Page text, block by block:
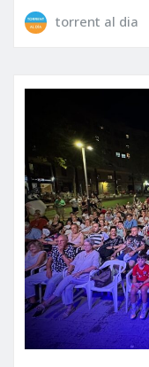
torrent al dia